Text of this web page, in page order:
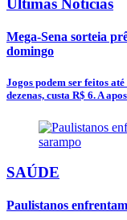
Últimas Notícias
Mega-Sena sorteia
domingo
Jogos podem ser feitos até
dezenas, custa R$ 6. A
SAÚDE
Paulistanos